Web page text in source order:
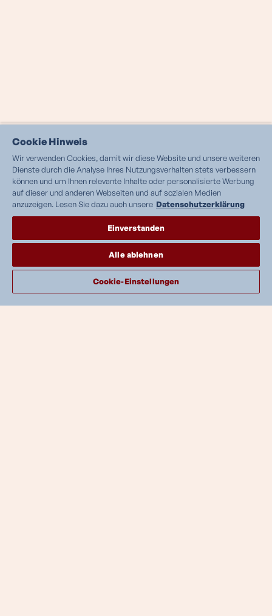
Cookie Hinweis
Wir verwenden Cookies, damit wir diese Website und unsere weiteren
Dienste durch die Analyse Ihres Nutzungsverhalten stets verbessern
können und um Ihnen relevante Inhalte oder personalisierte Werbung
auf dieser und anderen Webseiten und auf sozialen Medien
anzuzeigen. Lesen Sie dazu auch unsere Datenschutzerklärung
Einverstanden
Alle ablehnen
Cookie-Einstellungen